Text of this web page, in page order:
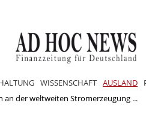
WISSENSCHAFT AUSLAND
an der weltweiten Stromerzeugung ...